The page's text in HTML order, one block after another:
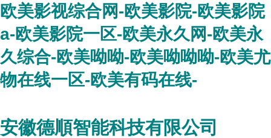
欧美影视综合网-欧美影院-欧美影院
a-欧美影院一区-欧美永久网-欧美永
久综合-欧美呦呦-欧美呦呦呦-欧美尤
物在线一区-欧美有码在线-
安徽德順智能科技有限公司